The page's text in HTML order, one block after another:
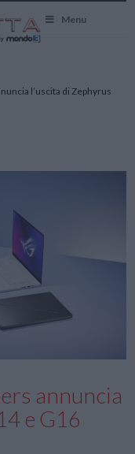
Menu
l’uscita di Zephyrus
annuncia
e G16